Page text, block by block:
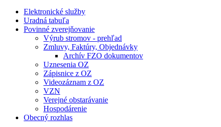
Elektronické služby
Uradná tabuľa
Povinné zverejňovanie
Výrub stromov - prehľad
Zmluvy, Faktúry, Objednávky
Archív FZO dokumentov
Uznesenia OZ
Zápisnice z OZ
Videozáznam z OZ
VZN
Verejné obstarávanie
Hospodárenie
Obecný rozhlas